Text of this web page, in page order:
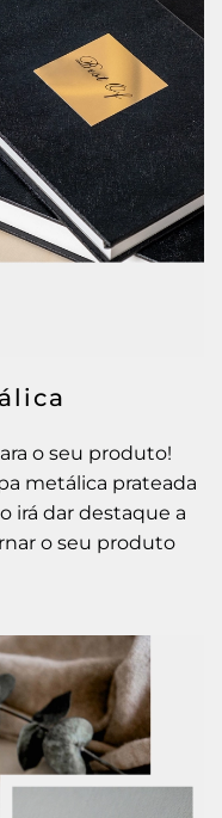
o seu produto!
metálica prateada
irá dar destaque a
o seu produto